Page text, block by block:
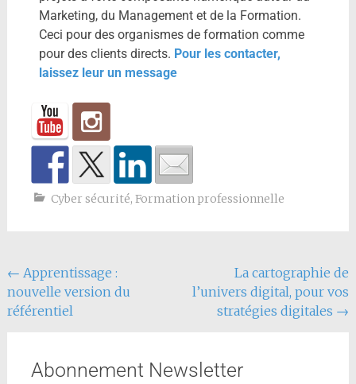
Marketing, du Management et de la Formation.
Ceci pour des organismes de formation comme
pour des clients directs. Pour les contacter,
laissez leur un message
Cyber sécurité, Formation professionnelle
← Apprentissage :
nouvelle version du
référentiel
La cartographie de
l’univers digital, pour vos
stratégies digitales →
Abonnement Newsletter